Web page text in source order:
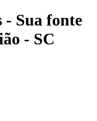
Sua fonte
- SC